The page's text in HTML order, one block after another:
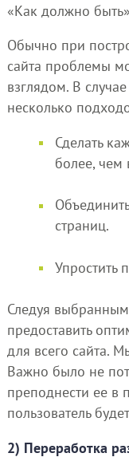
«Как должно
Обычно при
сайта проблемы
взглядом. В
несколько
Сделать
более, чем
страниц.
Упростить
Следуя
предоставить
для всего сайта.
Важно было не
преподнести ее в
пользователь
2) Переработка